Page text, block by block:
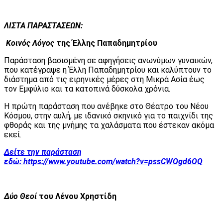
ΛΙΣΤΑ ΠΑΡΑΣΤΑΣΕΩΝ:
Κοινός Λόγος της Έλλης Παπαδημητρίου
Παράσταση βασισμένη σε αφηγήσεις ανωνύμων γυναικών,
που κατέγραψε η Έλλη Παπαδημητρίου και καλύπτουν το
διάστημα από τις ειρηνικές μέρες στη Μικρά Ασία έως
τον Εμφύλιο και τα κατοπινά δύσκολα χρόνια.
Η πρώτη παράσταση που ανέβηκε στο Θέατρο του Νέου
Κόσμου, στην αυλή, με ιδανικό σκηνικό για το παιχνίδι της
φθοράς και της μνήμης τα χαλάσματα που έστεκαν ακόμα
εκεί.
Δείτε την παράσταση
εδώ: https://www.youtube.com/watch?v=pssCWOgd6OQ
Δύο Θεοίτου Λένου Χρηστίδη